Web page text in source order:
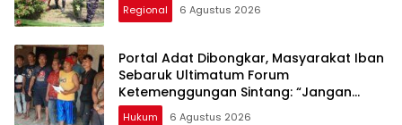
Regional 6 Agustus 2026
Portal Adat Dibongkar, Masyarakat Iban
Sebaruk Ultimatum Forum
Ketemenggungan Sintang: “Jangan
Biarkan Hukum Adat Dilecehkan”
Hukum 6 Agustus 2026